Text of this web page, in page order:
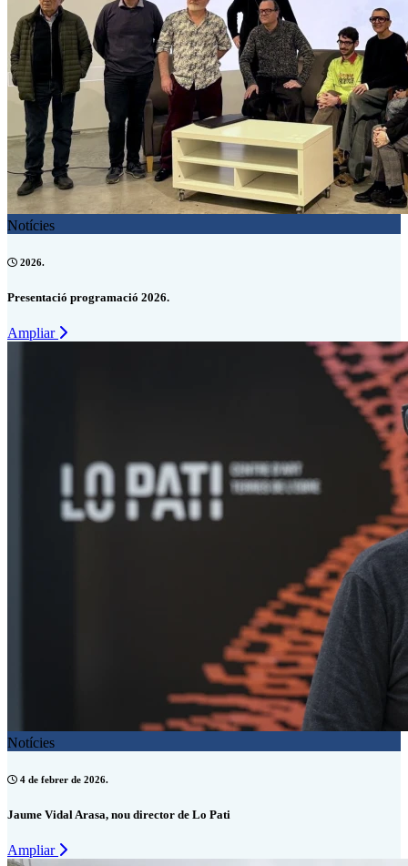
Notícies
2026.
Presentació programació 2026.
Ampliar
Notícies
4 de febrer de 2026.
Jaume Vidal Arasa, nou director de Lo Pati
Ampliar